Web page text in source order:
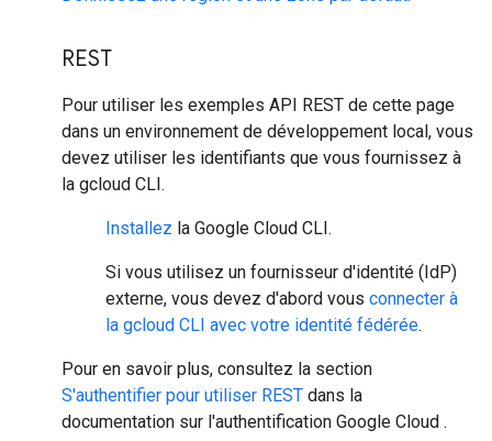
REST
Pour utiliser les exemples API REST de cette page
dans un environnement de développement local, vous
devez utiliser les identifiants que vous fournissez à
la gcloud CLI.
Installez la Google Cloud CLI.
Si vous utilisez un fournisseur d'identité (IdP)
externe, vous devez d'abord vous connecter à
la gcloud CLI avec votre identité fédérée.
Pour en savoir plus, consultez la section
S'authentifier pour utiliser REST dans la
documentation sur l'authentification Google Cloud .